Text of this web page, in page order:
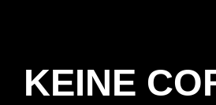
KEINE